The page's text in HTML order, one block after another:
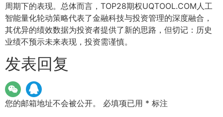
周期下的表现。总体而言，TOP28期权UQTOOL.COM人工
智能量化轮动策略代表了金融科技与投资管理的深度融合，
其优异的绩效数据为投资者提供了新的思路，但切记：历史
业绩不预示未来表现，投资需谨慎。
发表回复
您的邮箱地址不会被公开。 必填项已用 * 标注